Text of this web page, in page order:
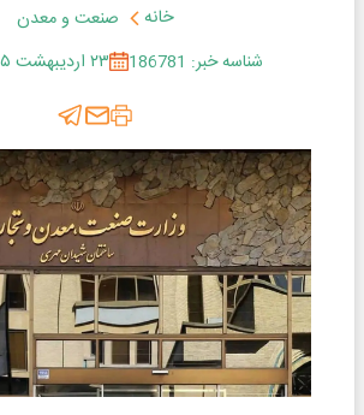
خانه
صنعت و معدن
شناسه خبر: 186781
۲۳ اردیبهشت ۱۴۰۵